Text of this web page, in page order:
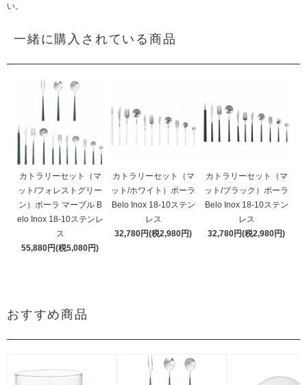
い。
一緒に購入されている商品
カトラリーセット（マ
ット/フォレストグリー
ン）ポーラ マーブル B
elo Inox 18-10ステンレ
ス
55,880円(税5,080円)
カトラリーセット（マ
ット/ホワイト）ポーラ
Belo Inox 18-10ステン
レス
32,780円(税2,980円)
カトラリーセット（マ
ット/ブラック）ポーラ
Belo Inox 18-10ステン
レス
32,780円(税2,980円)
おすすめ商品